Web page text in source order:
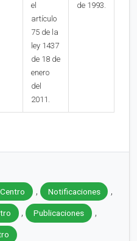
el
artículo
75 de la
ley 1437
de 18 de
enero
del
2011.
de 1993.
, Notificaciones ,
, Publicaciones ,